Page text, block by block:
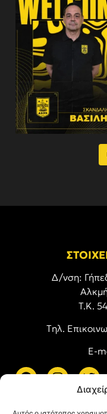
Δ/νση:
Τ.Κ.
Tηλ.
E-